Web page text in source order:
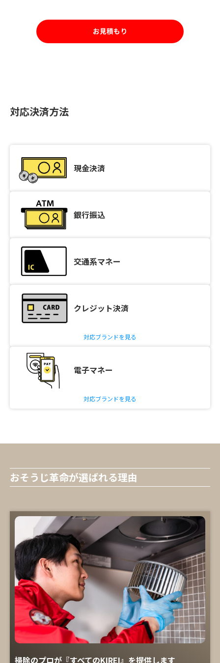
お見積もり
対応決済方法
現金決済
銀行振込
交通系マネー
クレジット決済
対応ブランドを見る
電子マネー
対応ブランドを見る
おそうじ革命が選ばれる理由
掃除のプロが『すべてのKIREI』を提供します